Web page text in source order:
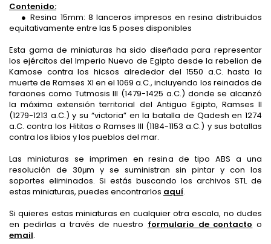
Contenido:
● Resina 15mm: 8 lanceros impresos en resina distribuidos
equitativamente entre las 5 poses disponibles
Esta gama de miniaturas ha sido diseñada para representar
los ejércitos del Imperio Nuevo de Egipto desde la rebelion de
Kamose contra los hicsos alrededor del 1550 a.C. hasta la
muerte de Ramses XI en el 1069 a.C., incluyendo los reinados de
faraones como Tutmosis III (1479-1425 a.C.) donde se alcanzó
la máxima extensión territorial del Antiguo Egipto, Ramses II
(1279-1213 a.C.) y su “victoria” en la batalla de Qadesh en 1274
a.C. contra los Hititas o Ramses III (1184-1153 a.C.) y sus batallas
contra los libios y los pueblos del mar.
Las miniaturas se imprimen en resina de tipo ABS a una
resolución de 30μm y se suministran sin pintar y con los
soportes eliminados. Si estás buscando los archivos STL de
estas miniaturas, puedes encontrarlos aquí.
Si quieres estas miniaturas en cualquier otra escala, no dudes
en pedirlas a través de nuestro formulario de contacto o
email.